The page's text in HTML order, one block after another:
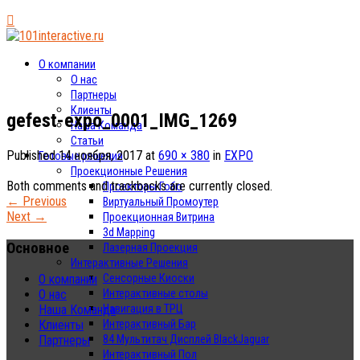
О компании
О нас
Партнеры
Клиенты
Наша Команда
Статьи
Готовые решения
Проекционные Решения
Проекторы Гобо
Виртуальный Промоутер
Проекционная Витрина
3d Mapping
Лазерная Проекция
Интерактивные Решения
Сенсорные Киоски
Интерактивные столы
Навигация в ТРЦ
Интерактивный Бар
84 Мультитач Дисплей BlackJaguar
Интерактивный Пол
gefest-expo_0001_IMG_1269
Published14 ноября, 2017 at 690 × 380 in EXPO
Both comments and trackbacks are currently closed.
← Previous
Next →
Основное
О компании
О нас
Наша Команда
Клиенты
Партнеры